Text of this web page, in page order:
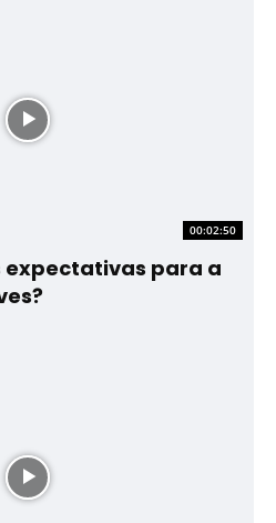
00:02:50
expectativas para a